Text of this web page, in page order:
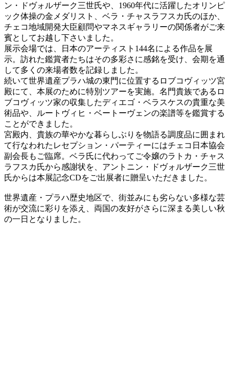
ン・ドヴォルザーク三世氏や、1960年代に活躍したオリンピ
ック体操の金メダリスト、ベラ・チャスラフスカ氏のほか、
チェコ地域開発大臣顧問やマネスギャラリーの関係者がご来
賓としてお越し下さいました。
展示会場では、日本のアーティスト144名による作品を展
示。訪れた鑑賞者たちはその多彩さに感銘を受け、会期を通
して多くの来場者数を記録しました。
続いて世界遺産プラハ城の東門に位置するロブコヴィッツ宮
殿にて、本展のために特別ツアーを実施。名門貴族であるロ
ブコヴィッツ家の収集したディエゴ・ベラスケスの貴重な美
術品や、ルートヴィヒ・ベートーヴェンの楽譜等を鑑賞する
ことができました。
宮殿内、貴族の華やかな暮らしぶりを物語る調度品に囲まれ
て行なわれたレセプション・パーティーにはチェコ日本協会
副会長もご臨席。ベラ氏に代わってご令嬢のラトカ・チャス
ラフスカ氏から感謝状を、アントニン・ドヴォルザーク三世
氏からは本展記念CDをご出展者に贈呈いただきました。
世界遺産・プラハ歴史地区で、街並みにも劣らない多様な芸
術が交流に彩りを添え、両国の友好がさらに深まる美しい秋
の一日となりました。